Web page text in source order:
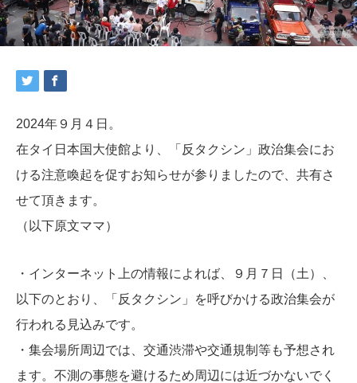
2024年９月４日。
在タイ日本国大使館より、「反タクシン」政治集会にお
ける注意喚起を促すお知らせが参りましたので、共有さ
せて頂きます。
（以下原文ママ）
・インターネット上の情報によれば、９月７日（土）、
以下のとお り、「反タクシン」を呼びかける政治集会が
行われる見込みです。
・集会場所周辺では、交通渋滞や交通規制等も予想され
ます。不測の事態を避けるため周辺には近づかないでく